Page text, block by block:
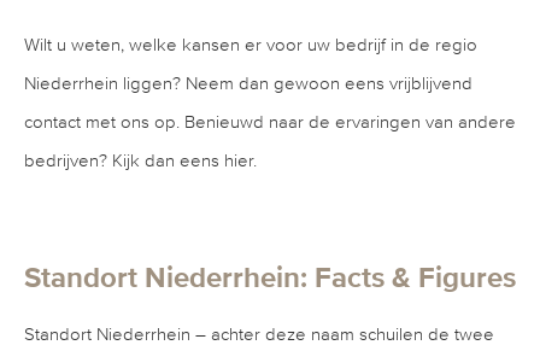
Wilt u weten, welke kansen er voor uw bedrijf in de regio
Niederrhein liggen? Neem dan gewoon eens vrijblijvend
contact met ons op. Benieuwd naar de ervaringen van andere
bedrijven? Kijk dan eens hier.
Standort Niederrhein: Facts & Figures
Standort Niederrhein – achter deze naam schuilen de twee